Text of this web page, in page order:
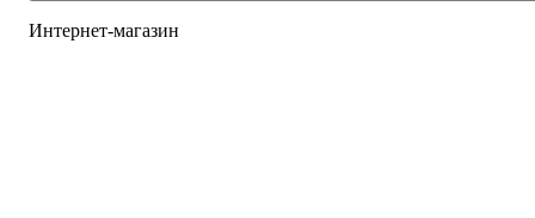
Интернет-магазин